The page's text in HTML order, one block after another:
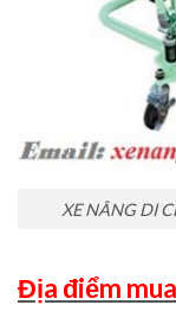
XE NÂNG DI
Địa điểm